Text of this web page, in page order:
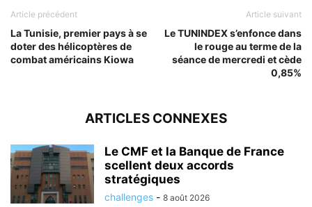
Article précédent
La Tunisie, premier pays à se
doter des hélicoptères de
combat américains Kiowa
Article suivant
Le TUNINDEX s’enfonce dans
le rouge au terme de la
séance de mercredi et cède
0,85%
ARTICLES CONNEXES
Le CMF et la Banque de France
scellent deux accords
stratégiques
challenges - 8 août 2026